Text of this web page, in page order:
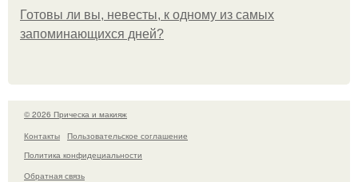
Готовы ли вы, невесты, к одному из самых
запоминающихся дней?
© 2026 Прическа и макияж
Контакты
Пользовательское соглашение
Политика конфидециальности
Обратная связь